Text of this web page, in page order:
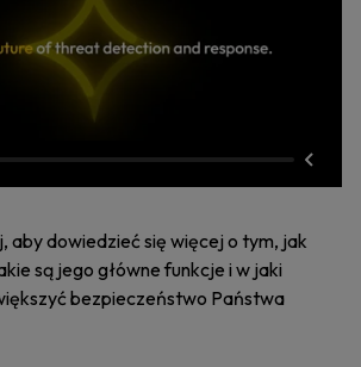
aby dowiedzieć się więcej o tym, jak
są jego główne funkcje i w jaki
bezpieczeństwo Państwa